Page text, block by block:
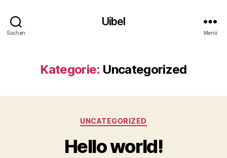
Suchen
Uibel
Menü
Kategorie: Uncategorized
Kategorien
UNCATEGORIZED
Hello world!